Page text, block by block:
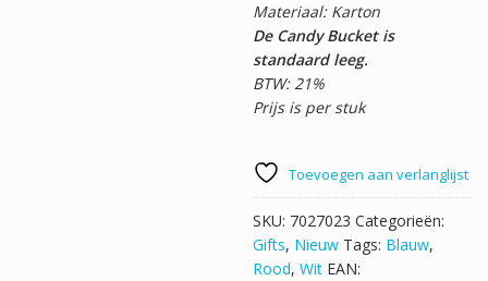
Materiaal: Karton
De Candy Bucket is
standaard leeg.
BTW: 21%
Prijs is per stuk
Toevoegen aan verlanglijst
SKU: 7027023 Categorieën:
Gifts, Nieuw Tags: Blauw,
Rood,Wit EAN: